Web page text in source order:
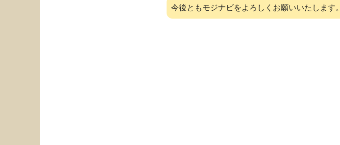
今後ともモジナビをよろしくお願いいたします。